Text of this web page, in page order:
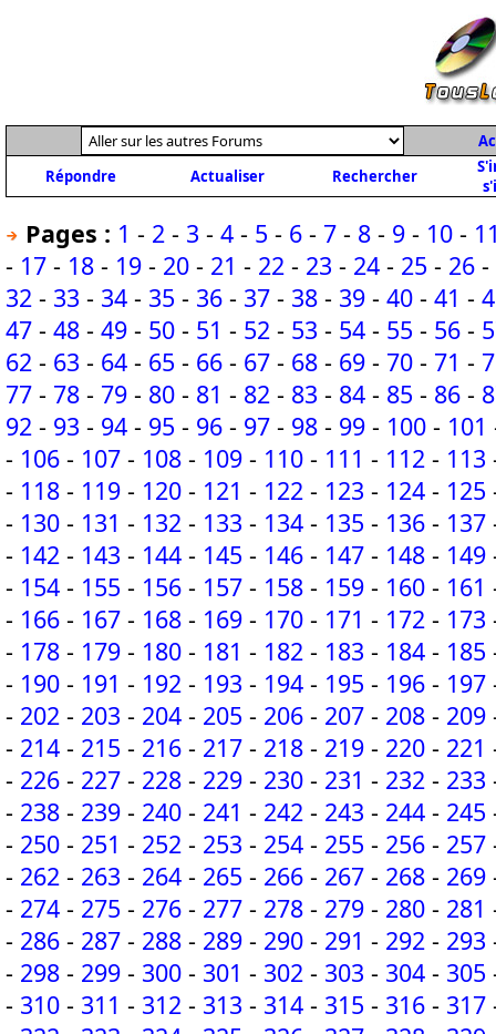
Répondre
Actualiser Rechercher
Pages : 1 - 2 - 3 - 4 - 5 - 6 - 7 - 8 - 9 - 10 -
- 17 - 18 - 19 - 20 - 21 - 22 - 23 - 24 - 25 - 26 -
32 - 33 - 34 - 35 - 36 - 37 - 38 - 39 - 40 - 41 -
47 - 48 - 49 - 50 - 51 - 52 - 53 - 54 - 55 - 56 -
62 - 63 - 64 - 65 - 66 - 67 - 68 - 69 - 70 - 71 -
77 - 78 - 79 - 80 - 81 - 82 - 83 - 84 - 85 - 86 -
92 - 93 - 94 - 95 - 96 - 97 - 98 - 99 - 100 - 101
- 106 - 107 - 108 - 109 - 110 - 111 - 112 - 113
- 118 - 119 - 120 - 121 - 122 - 123 - 124 - 125
- 130 - 131 - 132 - 133 - 134 - 135 - 136 - 137
- 142 - 143 - 144 - 145 - 146 - 147 - 148 - 149
- 154 - 155 - 156 - 157 - 158 - 159 - 160 - 161
- 166 - 167 - 168 - 169 - 170 - 171 - 172 - 173
- 178 - 179 - 180 - 181 - 182 - 183 - 184 - 185
- 190 - 191 - 192 - 193 - 194 - 195 - 196 - 197
- 202 - 203 - 204 - 205 - 206 - 207 - 208 - 209
- 214 - 215 - 216 - 217 - 218 - 219 - 220 - 221
- 226 - 227 - 228 - 229 - 230 - 231 - 232 - 233
- 238 - 239 - 240 - 241 - 242 - 243 - 244 - 245
- 250 - 251 - 252 - 253 - 254 - 255 - 256 - 257
- 262 - 263 - 264 - 265 - 266 - 267 - 268 - 269
- 274 - 275 - 276 - 277 - 278 - 279 - 280 - 281
- 286 - 287 - 288 - 289 - 290 - 291 - 292 - 293
- 298 - 299 - 300 - 301 - 302 - 303 - 304 - 305
- 310 - 311 - 312 - 313 - 314 - 315 - 316 - 317